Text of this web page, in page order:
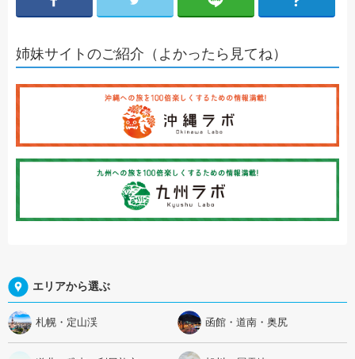
姉妹サイトのご紹介（よかったら見てね）
エリアから選ぶ
札幌・定山渓 函館・道南・奥尻